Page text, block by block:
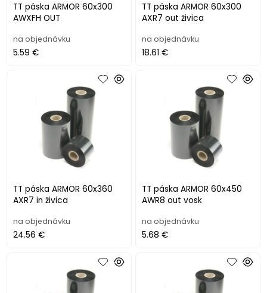
TT páska ARMOR 60x300
AWXFH OUT
na objednávku
5.59 €
TT páska ARMOR 60x300
AXR7 out živica
na objednávku
18.61 €
TT páska ARMOR 60x360
AXR7 in živica
na objednávku
24.56 €
TT páska ARMOR 60x450
AWR8 out vosk
na objednávku
5.68 €